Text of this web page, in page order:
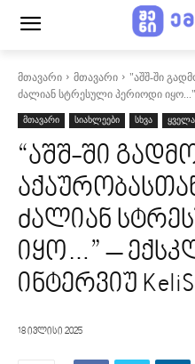
მთავარი მთავარი
"აშშ-ში
ძალიან სტრესული პერიოდი იყო..."
მთავარი სიახლეები სხვა
“აშშ-ში
ძალიან
იყო…” –
ინტერვიუ
18 ივლისი 2025